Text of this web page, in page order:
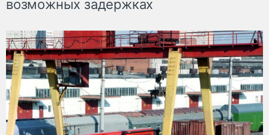
возможных задержках